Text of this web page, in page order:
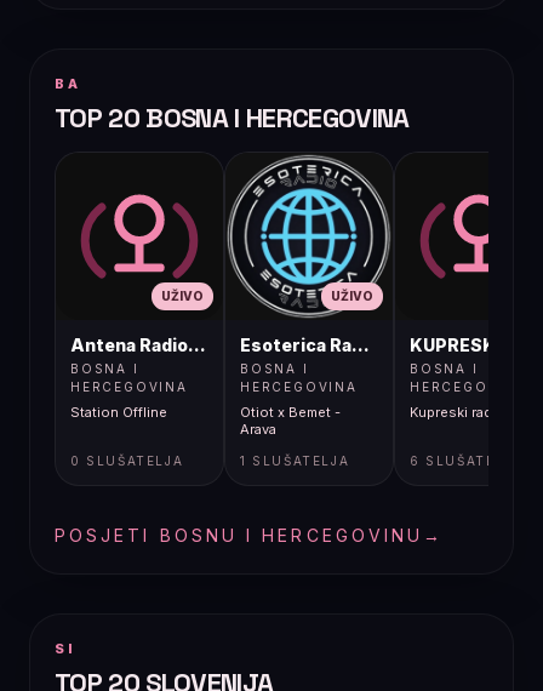
BA
TOP 20 BOSNA I HERCEGOVINA
UŽIVO
Antena Radio, Jelah Tešanj
BOSNA I
HERCEGOVINA
Station Offline
0 SLUŠATELJA
UŽIVO
Esoterica Radio S1
BOSNA I
HERCEGOVINA
Otiot x Bemet -
Arava
1 SLUŠATELJA
BOSNA I
HERCEGOVINA
Kupreski radio
6 SLUŠATELJA
POSJETI BOSNU I HERCEGOVINU →
SI
TOP 20 SLOVENIJA